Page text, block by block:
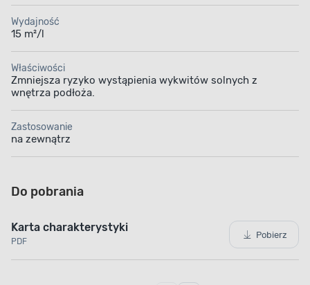
Wydajność
15 m²/l
Właściwości
Zmniejsza ryzyko wystąpienia wykwitów solnych z
wnętrza podłoża.
Zastosowanie
na zewnątrz
Do pobrania
Karta charakterystyki
PDF
Pobierz